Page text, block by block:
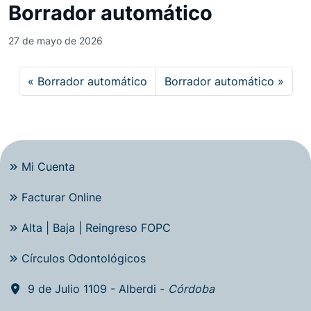
Borrador automático
27 de mayo de 2026
Borrador automático Borrador automático
Mi Cuenta
Facturar Online
Alta | Baja | Reingreso FOPC
Círculos Odontológicos
9 de Julio 1109 - Alberdi - Córdoba